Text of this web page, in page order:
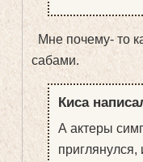
Мне почему- то
сабами.
Киса
А актеры